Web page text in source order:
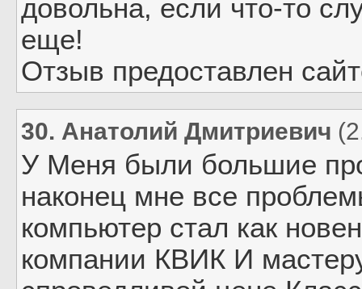
довольна, если что-то
еще!
Отзыв предоставлен
30. Анатолий Дмитриевич
У Меня были большие
наконец мне все
компьютер стал как
компании КВИК И